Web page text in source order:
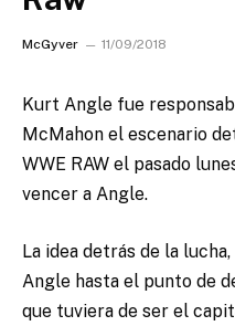
McGyver 11/09/2018
Kurt Angle fue
McMahon el escenario
WWE RAW el pasado
vencer a Angle.
La idea detrás de la
Angle hasta el punto de
que tuviera de ser el